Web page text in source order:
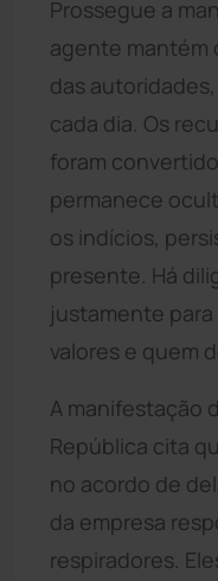
Prossegue a
agente mantém
das
cada dia. Os
foram
permanece
os indícios,
presente. Há
justamente
valores e quem
A manifestação
República cita
no acordo de
da empresa
respiradores.